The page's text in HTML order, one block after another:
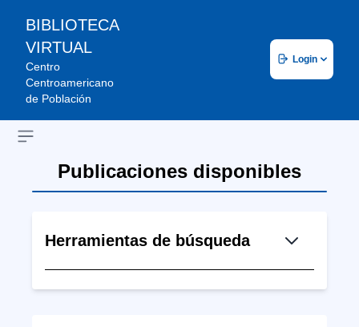
BIBLIOTECA
VIRTUAL
Centro
Centroamericano
de Población
Login
Open sidebar
Publicaciones disponibles
Herramientas de búsqueda